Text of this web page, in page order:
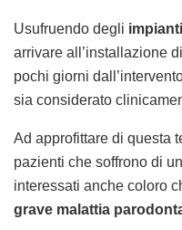
Usufruendo degli
arrivare all’installazione
pochi giorni
sia considerato
Ad approfittare di questa
pazienti che soffrono di
interessati anche coloro
grave malattia